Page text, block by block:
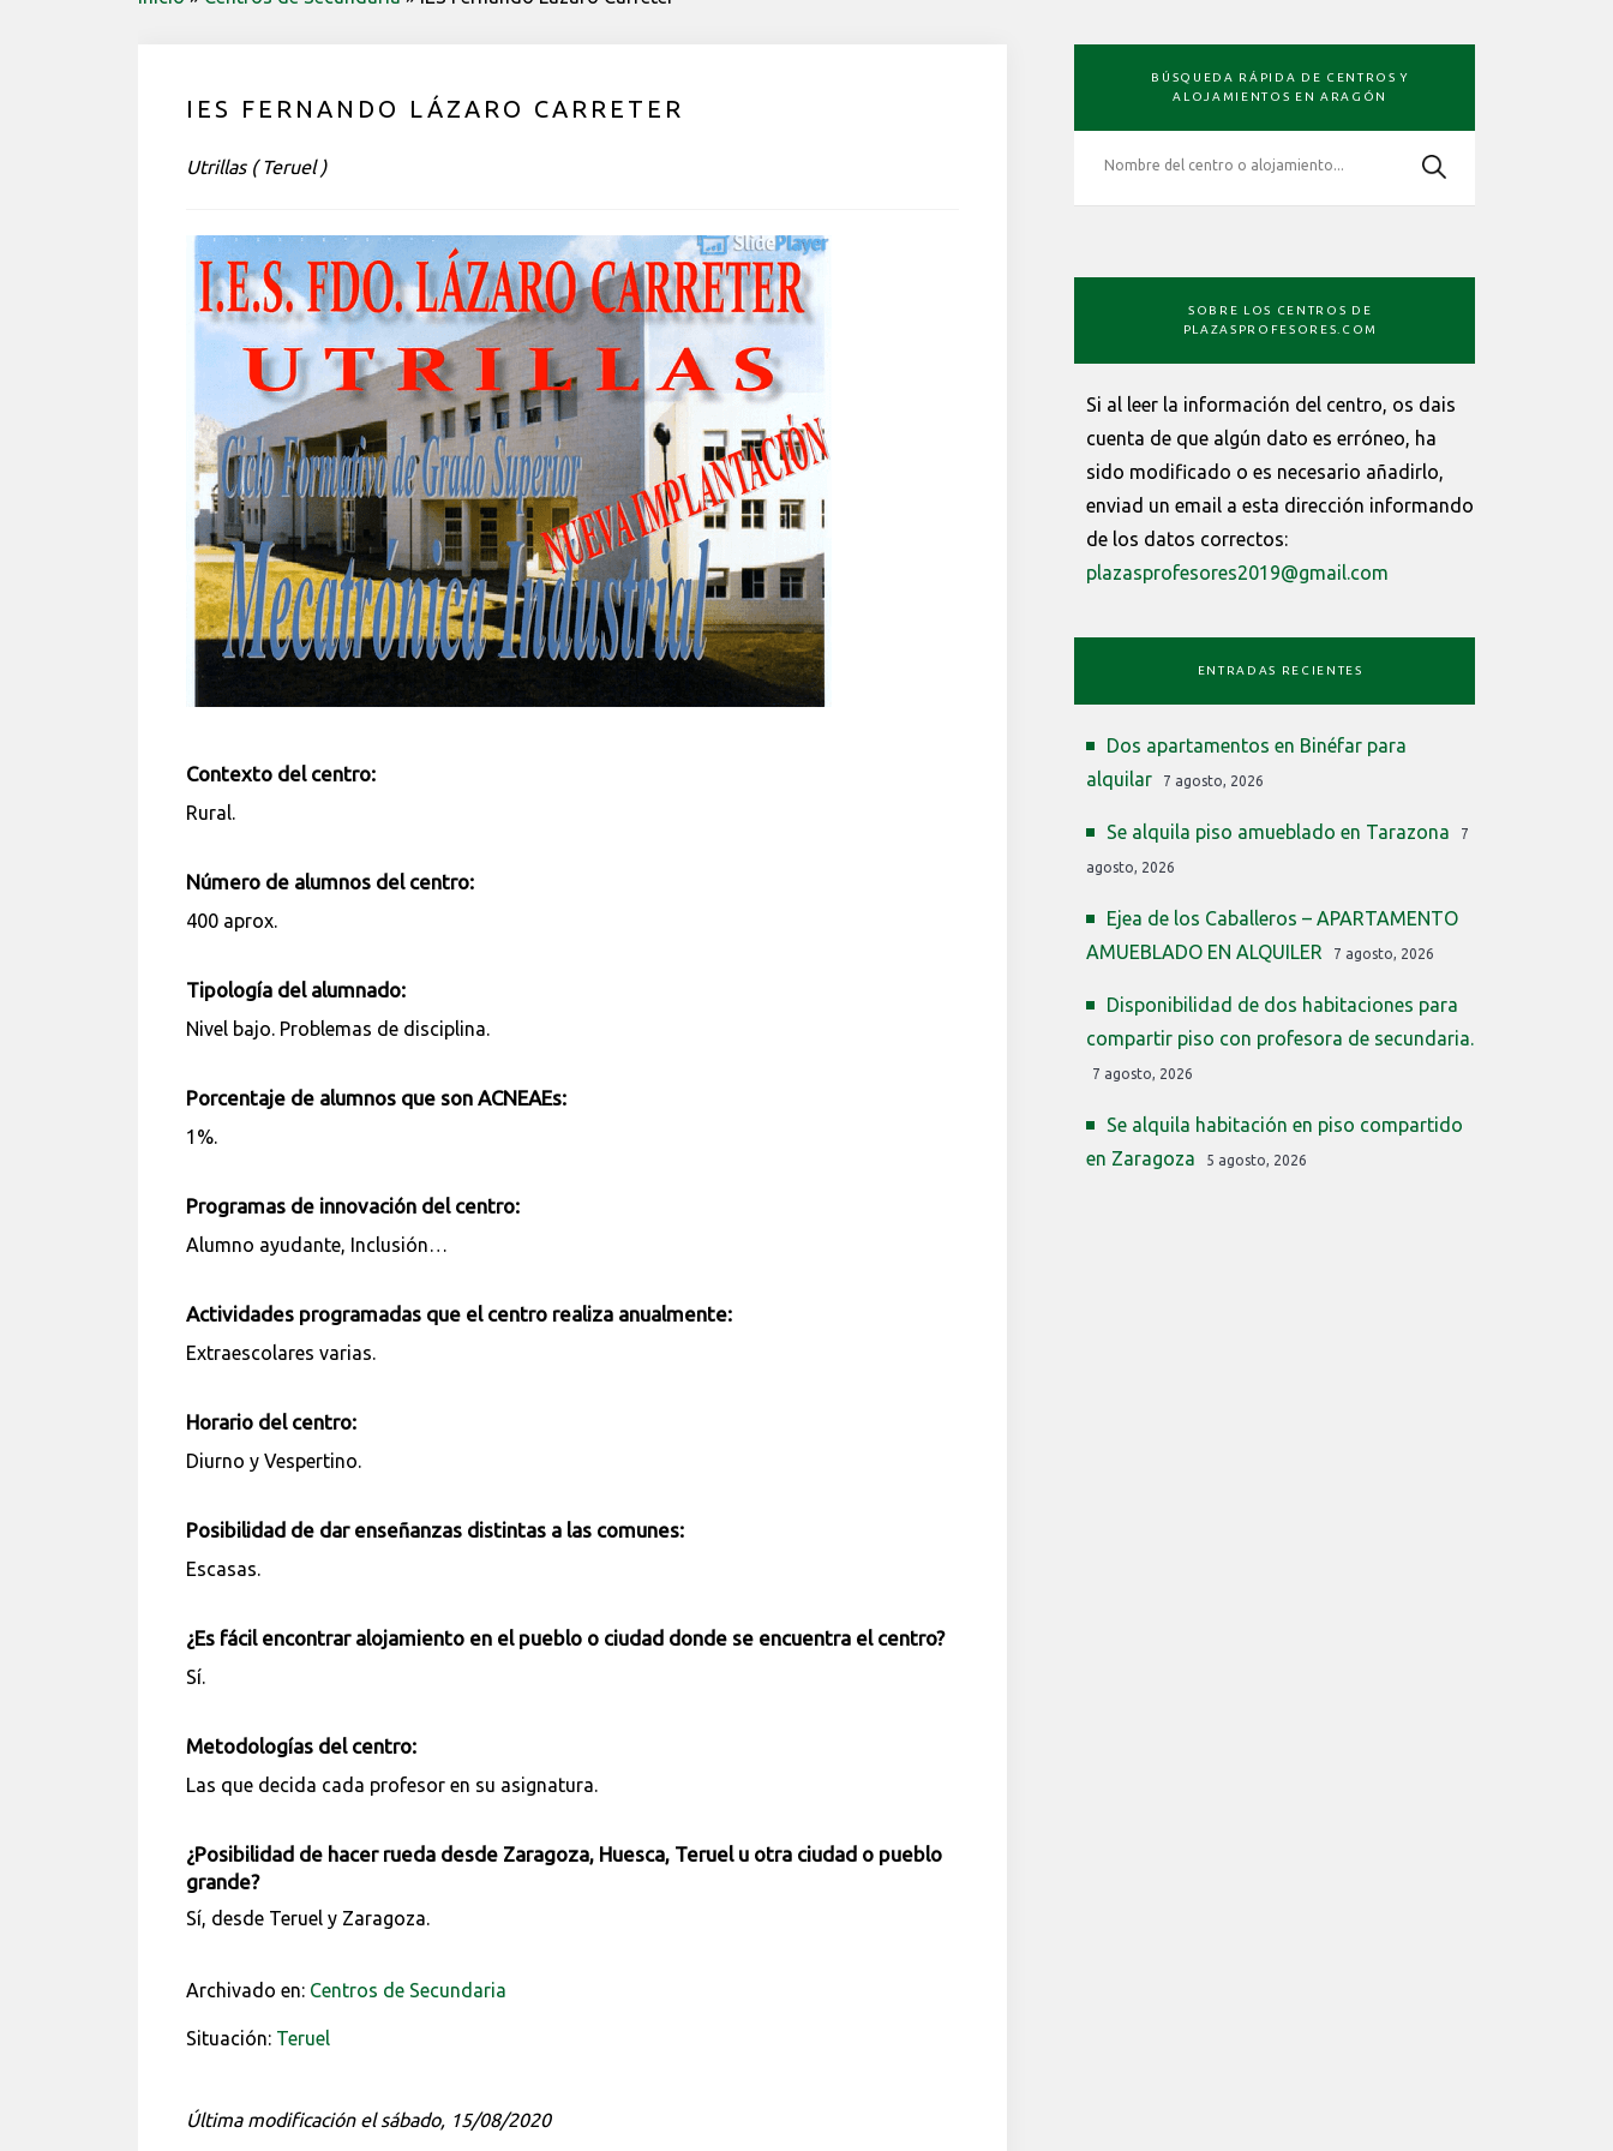
IES FERNANDO LÁZARO CARRETER
Utrillas ( Teruel )
Contexto del centro:
Rural.
Número de alumnos del centro:
400 aprox.
Tipología del alumnado:
Nivel bajo. Problemas de disciplina.
Porcentaje de alumnos que son ACNEAEs:
1%.
Programas de innovación del centro:
Alumno ayudante, Inclusión…
Actividades programadas que el centro realiza anualmente:
Extraescolares varias.
Horario del centro:
Diurno y Vespertino.
Posibilidad de dar enseñanzas distintas a las comunes:
Escasas.
¿Es fácil encontrar alojamiento en el pueblo o ciudad donde se encuentra el centro?
Sí.
Metodologías del centro:
Las que decida cada profesor en su asignatura.
¿Posibilidad de hacer rueda desde Zaragoza, Huesca, Teruel u otra ciudad o pueblo
grande?
Sí, desde Teruel y Zaragoza.
Archivado en: Centros de Secundaria
Situación: Teruel
Última modificación el sábado, 15/08/2020
LATERAL
PRIMARIA
BÚSQUEDA RÁPIDA DE CENTROS Y
ALOJAMIENTOS EN ARAGÓN
SOBRE LOS CENTROS DE
PLAZASPROFESORES.COM
Si al leer la información del centro, os dais
cuenta de que algún dato es erróneo, ha
sido modificado o es necesario añadirlo,
enviad un email a esta dirección informando
de los datos correctos:
plazasprofesores2019@gmail.com
ENTRADAS RECIENTES
Dos apartamentos en Binéfar para
alquilar
7 agosto, 2026
Se alquila piso amueblado en Tarazona 7
agosto, 2026
Ejea de los Caballeros – APARTAMENTO
AMUEBLADO EN ALQUILER
7 agosto, 2026
Disponibilidad de dos habitaciones para
compartir piso con profesora de secundaria.
7 agosto, 2026
Se alquila habitación en piso compartido
en Zaragoza
5 agosto, 2026